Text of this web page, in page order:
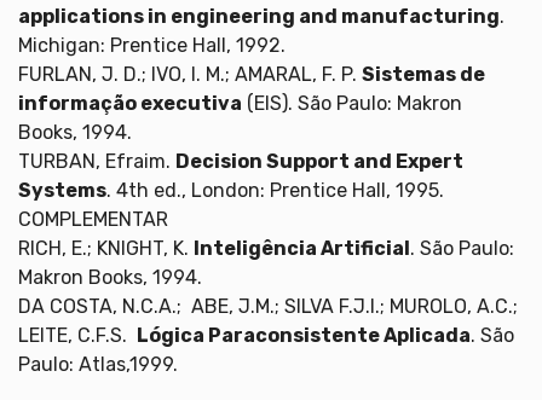
applications in engineering and manufacturing.
Michigan: Prentice Hall, 1992.
FURLAN, J. D.; IVO, I. M.; AMARAL, F. P. Sistemas de
informação executiva (EIS). São Paulo: Makron
Books, 1994.
TURBAN, Efraim. Decision Support and Expert
Systems. 4th ed., London: Prentice Hall, 1995.
COMPLEMENTAR
RICH, E.; KNIGHT, K. Inteligência Artificial. São Paulo:
Makron Books, 1994.
DA COSTA, N.C.A.; ABE, J.M.; SILVA F.J.I.; MUROLO, A.C.;
LEITE, C.F.S. Lógica Paraconsistente Aplicada. São
Paulo: Atlas,1999.